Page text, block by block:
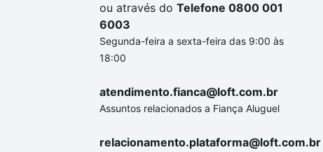
ou através do Telefone 0800 001
6003
Segunda-feira a sexta-feira das 9:00 às
18:00
atendimento.fianca@loft.com.br
Assuntos relacionados a Fiança Aluguel
relacionamento.plataforma@loft.com.br